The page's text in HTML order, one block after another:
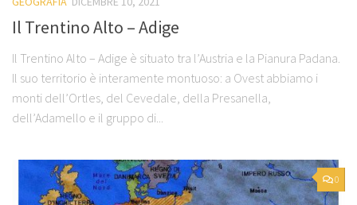
Il Trentino Alto – Adige
Il Trentino Alto – Adige è situato tra l’Austria e la Pianura Padana.
Il suo territorio è interamente montuoso: a Ovest abbiamo i
monti dell’Ortles, del Cevedale, della Presanella,
dell’Adamello e il gruppo di...
0